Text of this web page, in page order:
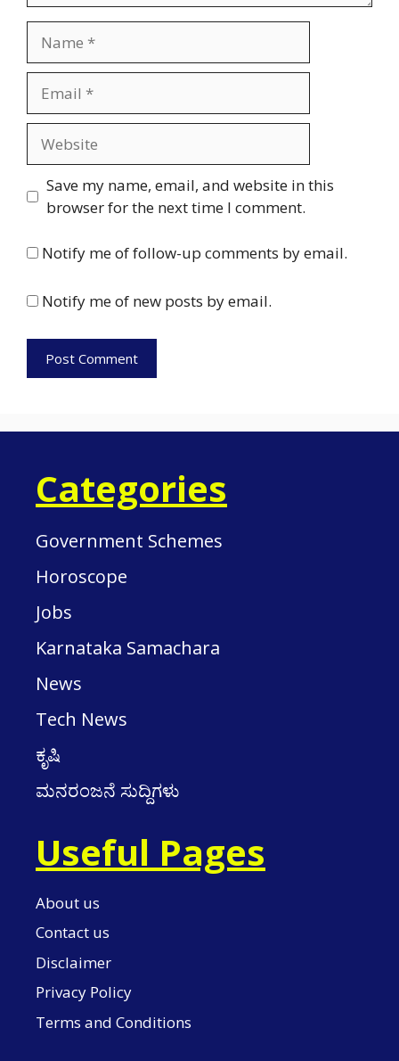
Save my name, email, and website in this
browser for the next time I comment.
Notify me of follow-up comments by email.
Notify me of new posts by email.
Categories
Government Schemes
Horoscope
Jobs
Karnataka Samachara
News
Tech News
ಕೃಷಿ
ಮನರಂಜನೆ ಸುದ್ದಿಗಳು
Useful Pages
About us
Contact us
Disclaimer
Privacy Policy
Terms and Conditions